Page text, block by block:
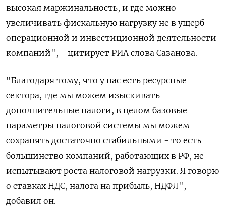
высокая маржинальность, и где можно
увеличивать фискальную нагрузку не в ущерб
операционной и инвестиционной деятельности
компаний", - цитирует РИА слова Сазанова.
"Благодаря тому, что у нас есть ресурсные
сектора, где мы можем изыскивать
дополнительные налоги, в целом базовые
параметры налоговой системы мы можем
сохранять достаточно стабильными - то есть
большинство компаний, работающих в РФ, не
испытывают роста налоговой нагрузки. Я говорю
о ставках НДС, налога на прибыль, НДФЛ", -
добавил он.